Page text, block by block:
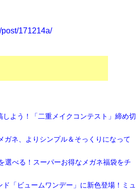
171214a/
しよう！「二重メイクコンテスト」締め切
ガネ、よりシンプル＆そっくりになって
選べる！スーパーお得なメガネ福袋をチ
ド「ビュームワンデー」に新色登場！ミュ